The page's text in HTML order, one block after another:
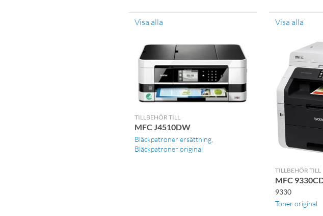
Visa alla Visa alla
TILLBEHÖR TILL
MFC J4510DW
Bläckpatroner ersättning
Bläckpatroner original
TILLBEHÖR TILL
MFC
9330
Toner original